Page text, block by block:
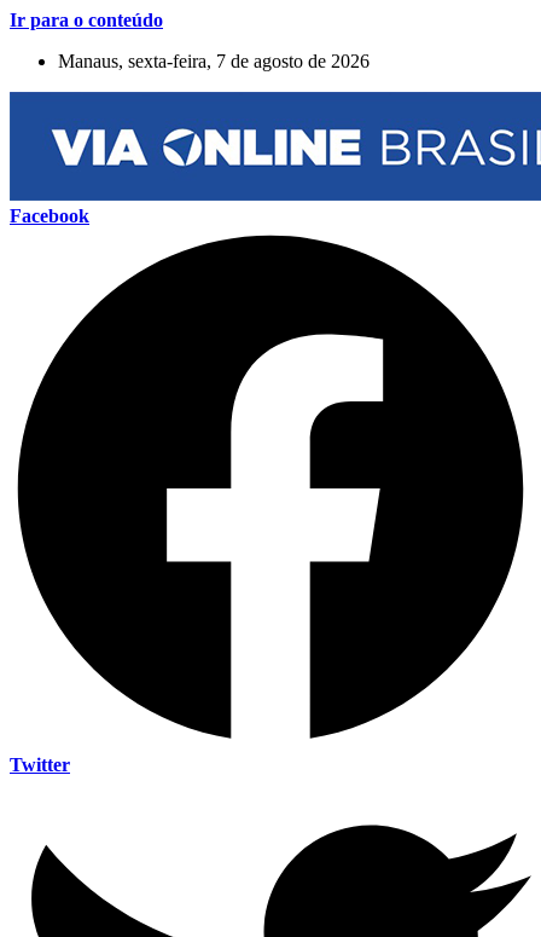
Ir para o conteúdo
Manaus, sexta-feira, 7 de agosto de 2026
Facebook
Twitter